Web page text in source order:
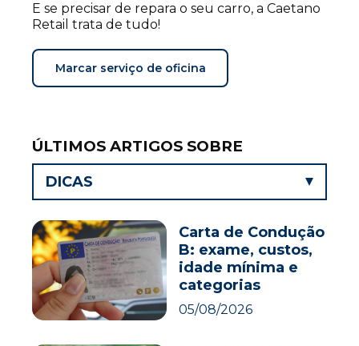
E se precisar de repara o seu carro, a Caetano
Retail trata de tudo!
Marcar serviço de oficina
ÚLTIMOS ARTIGOS SOBRE
DICAS
Carta de Condução
B: exame, custos,
idade mínima e
categorias
05/08/2026